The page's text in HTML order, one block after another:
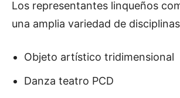
Los representantes linqueños
una amplia variedad de
Objeto artístico tridimensional
Danza teatro PCD